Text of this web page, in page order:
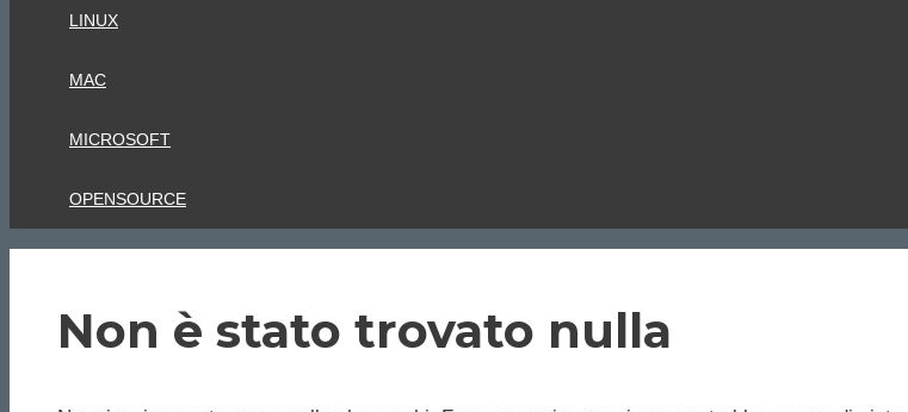
LINUX
MAC
MICROSOFT
OPENSOURCE
Non è stato trovato nulla